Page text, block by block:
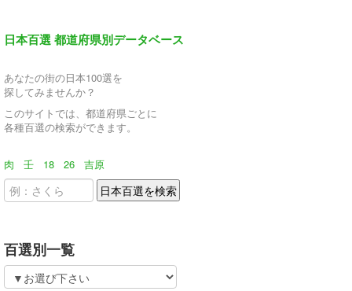
日本百選 都道府県別データベース
あなたの街の日本100選を
探してみませんか？
このサイトでは、都道府県ごとに
各種百選の検索ができます。
肉 壬 18 26 吉原
百選別一覧